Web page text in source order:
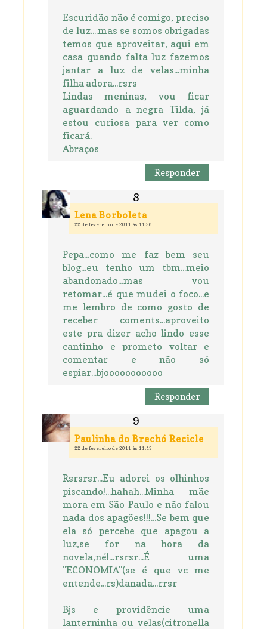
Escuridão não é comigo, preciso
de luz....mas se somos obrigadas
temos que aproveitar, aqui em
casa quando falta luz fazemos
jantar a luz de velas...minha
filha adora...rsrs
Lindas meninas, vou ficar
aguardando a negra Tilda, já
estou curiosa para ver como
ficará.
Abraços
Responder
Lena Borboleta
22 de fevereiro de 2011 às 11:36
Pepa...como me faz bem seu
blog...eu tenho um tbm...meio
abandonado...mas vou
retomar...é que mudei o foco...e
me lembro de como gosto de
receber coments...aproveito
este pra dizer acho lindo esse
cantinho e prometo voltar e
comentar e não só
espiar...bjooooooooooo
Responder
Paulinha do Brechó Recicle
22 de fevereiro de 2011 às 11:43
Rsrsrsr...Eu adorei os olhinhos
piscando!...hahah...Minha mãe
mora em São Paulo e não falou
nada dos apagões!!!...Se bem que
ela só percebe que apagou a
luz,se for na hora da
novela,né!...rsrsr...É uma
"ECONOMIA"(se é que vc me
entende...rs)danada...rrsr
Bjs e providêncie uma
lanterninha ou velas(citronella